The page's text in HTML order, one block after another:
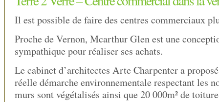
Il est possible de faire des centres commerciaux
Proche de Vernon, Mcarthur Glen est une
sympathique pour réaliser ses achats.
Le cabinet d’architectes Arte Charpenter a
réelle démarche environnementale respectant les
murs sont végétalisés ainsi que 20 000m² de